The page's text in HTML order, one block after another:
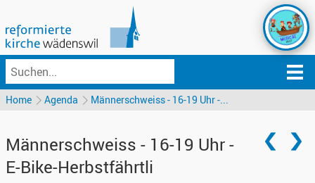
Home Agenda Männerschweiss - 16-19 Uhr -...
Männerschweiss - 16-19 Uhr -
E-Bike-Herbstfährtli